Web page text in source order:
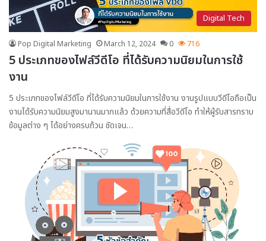
Digital Tech
Pop Digital Marketing March 12, 2024 0 716
5 ประเภทของไฟล์วีดีโอ ที่ได้รับความนิยมในการใช้
งาน
5 ประเภทของไฟล์วีดีโอ ที่ได้รับความนิยมในการใช้งาน งานรูปแบบวีดีโอถือเป็น
งานได้รับความนิยมสูงมานานมากแล้ว ด้วยความที่สื่อวีดีโอ ทำให้ผู้รับสารทราบ
ข้อมูลต่าง ๆ ได้อย่างครบถ้วน ชัดเจน…